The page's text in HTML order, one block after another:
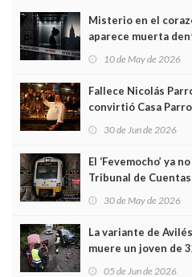
Misterio en el
aparece muerta
edificio y las
10 de May de 2026
Fallece Nicolás
convirtió Casa
Asturias en Madrid
30 de Jun de 2026
El ‘Fevemocho’ ya
Tribunal de
sobrecoste de los
30 de May de 2026
La variante de
muere un joven de
frontal
05 de Jun de 2026